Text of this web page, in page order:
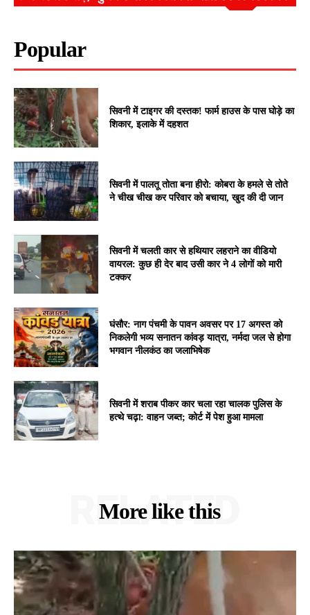
Popular
सिवनी में टाइगर की दस्तक! फार्म हाउस के पास घोड़े का
शिकार, इलाके में दहशत
सिवनी में पालतू तोता बना हीरो: कोबरा के हमले से तोते
ने चीख चीख कर परिवार को बचाया, खुद की दी जान
सिवनी में चलती कार से हथियार लहराने का वीडियो
वायरल: कुछ ही देर बाद उसी कार ने 4 लोगों को मारी
टक्कर
घंसौर: नाग पंचमी के पावन अवसर पर 17 अगस्त को
निकलेगी भव्य सनातन कांवड़ यात्रा, नर्मदा जल से होगा
भगवान नीलकंठ का जलाभिषेक
सिवनी में शराब पीकर कार चला रहा चालक पुलिस के
हत्थे चढ़ा: वाहन जब्त; कोर्ट में पेश हुआ मामला
More like this
RELATED